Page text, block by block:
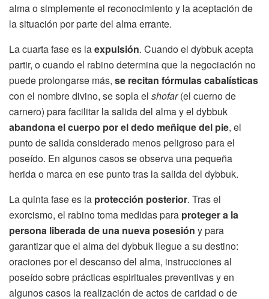
alma o simplemente el reconocimiento y la aceptación de
la situación por parte del alma errante.
La cuarta fase es laexpulsión. Cuando el dybbuk acepta
partir, o cuando el rabino determina que la negociación no
puede prolongarse más, se recitan fórmulas cabalísticas
con el nombre divino, se sopla el shofar(el cuerno de
carnero) para facilitar la salida del alma y el dybbuk
abandona el cuerpo por el dedo meñique del pie, el
punto de salida considerado menos peligroso para el
poseído. En algunos casos se observa una pequeña
herida o marca en ese punto tras la salida del dybbuk.
La quinta fase es la protección posterior. Tras el
exorcismo, el rabino toma medidas para proteger a la
persona liberada de una nueva posesión y para
garantizar que el alma del dybbuk llegue a su destino:
oraciones por el descanso del alma, instrucciones al
poseído sobre prácticas espirituales preventivas y en
algunos casos la realización de actos de caridad o de